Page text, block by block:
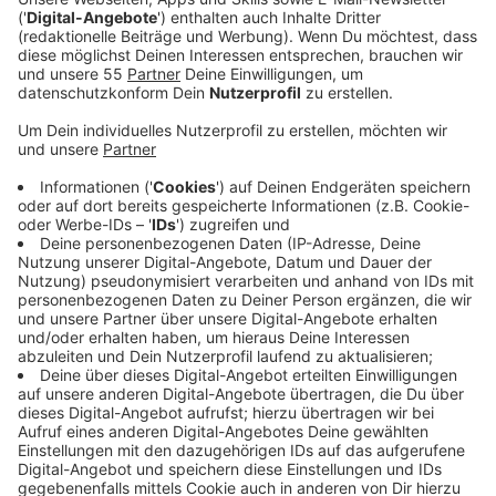
Anzeige
Es sind schreckliche Bilder, die uns in den vergangenen
Tagen aus der Ukraine erreichen. Der Angriffskrieg, den
Russland gegen die Ukraine führt, produziert
selbstverständlich Nachfragen unserer Kleinen, was
überhaupt dort passiere. Kinderpsychologe Dr. Claus
Rüdiger Haas hat im Interview verschiedene Erklär-
Möglichkeiten aufgelistet, wie man den Krieg in
Osteuropa am besten und nachvollziehbarsten für
Kinder erklären kann - egal ob für Kleinkinder oder
Jugendliche. Das Interview mit dem Facharzt für
Kinder- und Jugendpsychiatrie aus Marl-Sinsen mit
unserer Kollegin Claudia Löhr hört ihr hier.
Anzeige